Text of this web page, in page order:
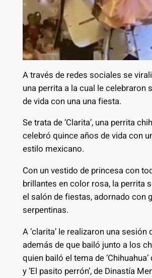
A través de redes sociales se
una perrita a la cual le celebraron
de vida con una una fiesta.
Se trata de ‘Clarita’, una perrita
celebró quince años de vida con
estilo mexicano.
Con un vestido de princesa con
brillantes en color rosa, la perrita
el salón de fiestas, adornado con
serpentinas.
A ‘clarita’ le realizaron una sesión
además de que bailó junto a los
quien bailó el tema de
y ‘El pasito perrón’, de Dinastía